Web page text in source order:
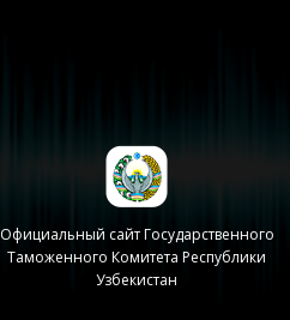
Официальный сайт Государственного
Таможенного Комитета Республики
Узбекистан